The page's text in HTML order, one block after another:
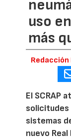
uso
más
El SCRAP
solicitudes
sistemas
nuevo